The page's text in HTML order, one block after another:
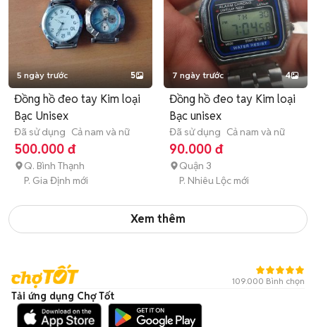
5 ngày trước 5
Đồng hồ đeo tay Kim loại
Bạc Unisex
Đã sử dụng Cả nam và nữ
500.000 đ
Q. Bình Thạnh
P. Gia Định mới
7 ngày trước 4
Đồng hồ đeo tay Kim loại
Bạc unisex
Đã sử dụng Cả nam và nữ
90.000 đ
Quận 3
P. Nhiêu Lộc mới
Xem thêm
109.000 Bình chọn
Tải ứng dụng Chợ Tốt